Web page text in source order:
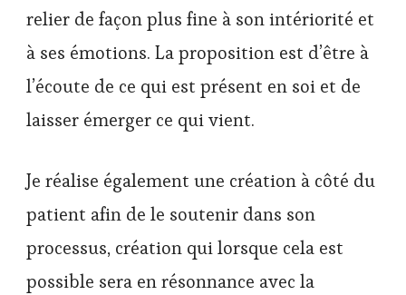
relier de façon plus fine à son intériorité et
à ses émotions. La proposition est d’être à
l’écoute de ce qui est présent en soi et de
laisser émerger ce qui vient.
Je réalise également une création à côté du
patient afin de le soutenir dans son
processus, création qui lorsque cela est
possible sera en résonnance avec la